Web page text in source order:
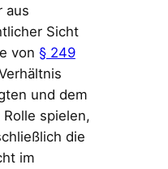
aus
Sicht
von § 249
und dem
spielen,
die
im